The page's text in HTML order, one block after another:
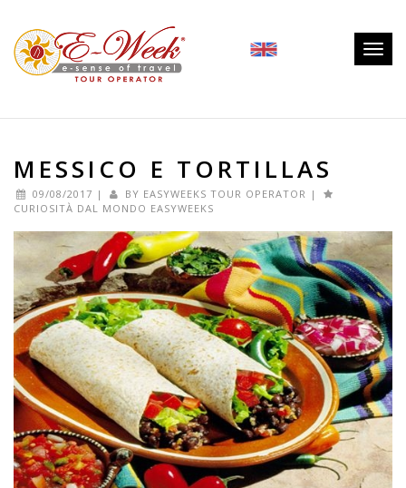
MESSICO E TORTILLAS
09/08/2017 | BY EASYWEEKS TOUR OPERATOR |
CURIOSITÀ DAL MONDO EASYWEEKS